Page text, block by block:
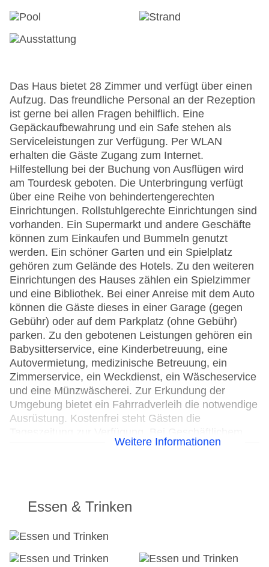
Das Haus bietet 28 Zimmer und verfügt über einen
Aufzug. Das freundliche Personal an der Rezeption
ist gerne bei allen Fragen behilflich. Eine
Gepäckaufbewahrung und ein Safe stehen als
Serviceleistungen zur Verfügung. Per WLAN
erhalten die Gäste Zugang zum Internet.
Hilfestellung bei der Buchung von Ausflügen wird
am Tourdesk geboten. Die Unterbringung verfügt
über eine Reihe von behindertengerechten
Einrichtungen. Rollstuhlgerechte Einrichtungen sind
vorhanden. Ein Supermarkt und andere Geschäfte
können zum Einkaufen und Bummeln genutzt
werden. Ein schöner Garten und ein Spielplatz
gehören zum Gelände des Hotels. Zu den weiteren
Einrichtungen des Hauses zählen ein Spielzimmer
und eine Bibliothek. Bei einer Anreise mit dem Auto
können die Gäste dieses in einer Garage (gegen
Gebühr) oder auf dem Parkplatz (ohne Gebühr)
parken. Zu den gebotenen Leistungen gehören ein
Babysitterservice, eine Kinderbetreuung, eine
Autovermietung, medizinische Betreuung, ein
Zimmerservice, ein Weckdienst, ein Wäscheservice
und eine Münzwäscherei. Zur Erkundung der
Umgebung bietet ein Fahrradverleih die notwendige
Ausrüstung. Kostenfrei steht Gästen die
hilft das Business-Center gerne weiter und bietet
Parkplatz
Check-in von: 16:00:00
Garage: gegen Gebühr
Garten: ohne Gebühr
Weitere Informationen
Essen & Trinken